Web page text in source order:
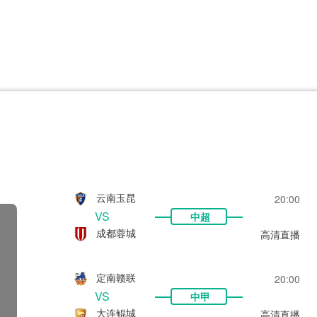
欧联杯
巴西甲
瑞典超
云南玉昆 20:00
VS
中超
成都蓉城
高清直播
定南赣联 20:00
VS
中甲
大连鲲城
高清直播